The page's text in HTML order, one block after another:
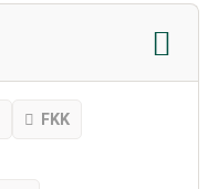
FKK